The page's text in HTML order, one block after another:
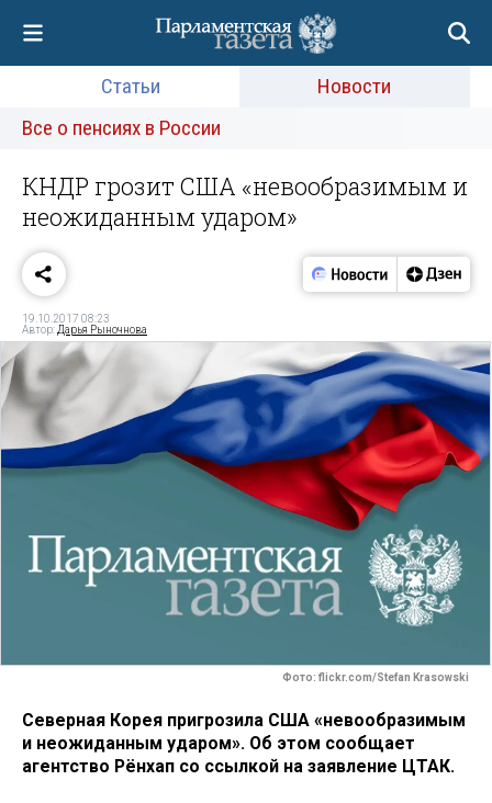
Статьи
Новости
Все о пенсиях в России
КНДР грозит США «невообразимым и
неожиданным ударом»
19.10.2017 08:23
Автор: Дарья Рыночнова
Фото: flickr.com/Stefan Krasowski
Северная Корея пригрозила США «невообразимым
и неожиданным ударом». Об этом сообщает
агентство Рёнхап со ссылкой на заявление ЦТАК.